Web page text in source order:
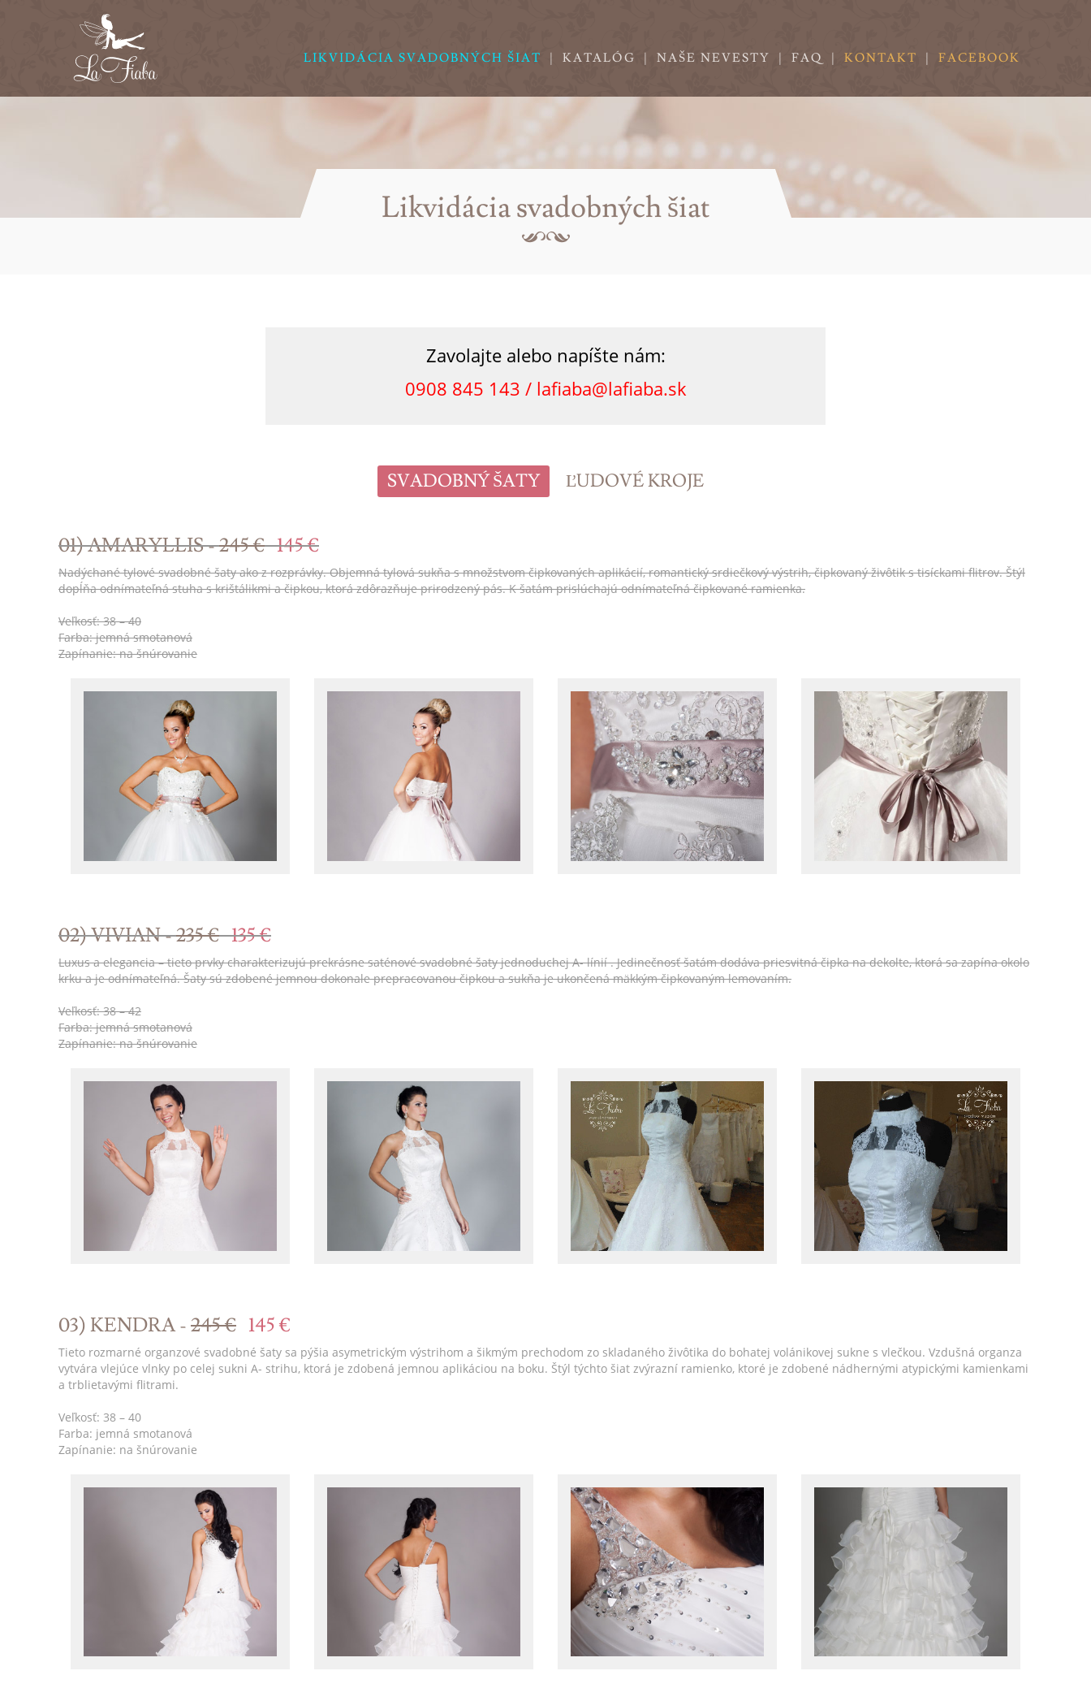
LIKVIDÁCIA SVADOBNÝCH ŠIAT | KATALÓG | NAŠE NEVESTY | FAQ | KONTAKT | FACEBOOK
Likvidácia svadobných šiat
Zavolajte alebo napíšte nám:
0908 845 143 / lafiaba@lafiaba.sk
SVADOBNÝ ŠATY ĽUDOVÉ KROJE
01) AMARYLLIS -245 € 145 €
Nadýchané tylové svadobné šaty ako z rozprávky. Objemná tylová sukňa s množstvom čipkovaných aplikácií, romantický srdiečkový výstrih, čipkovaný živôtik s tisíckami flitrov. Štýl
dopĺňa odnímateľná stuha s krištálikmi a čipkou, ktorá zdôrazňuje prirodzený pás. K šatám prislúchajú odnímateľná čipkované ramienka.
Veľkosť: 38 – 40
Farba: jemná smotanová
Zapínanie: na šnúrovanie
02) VIVIAN -235 € 135 €
Luxus a elegancia – tieto prvky charakterizujú prekrásne saténové svadobné šaty jednoduchej A- línií . Jedinečnosť šatám dodáva priesvitná čipka na dekolte, ktorá sa zapína okolo
krku a je odnímateľná. Šaty sú zdobené jemnou dokonale prepracovanou čipkou a sukňa je ukončená mäkkým čipkovaným lemovaním.
Veľkosť: 38 – 42
Farba: jemná smotanová
Zapínanie: na šnúrovanie
03) KENDRA -245 € 145 €
Tieto rozmarné organzové svadobné šaty sa pýšia asymetrickým výstrihom a šikmým prechodom zo skladaného živôtika do bohatej volánikovej sukne s vlečkou. Vzdušná organza
vytvára vlejúce vlnky po celej sukni A- strihu, ktorá je zdobená jemnou aplikáciou na boku. Štýl týchto šiat zvýrazní ramienko, ktoré je zdobené nádhernými atypickými kamienkami
a trblietavými flitrami.
Veľkosť: 38 – 40
Farba: jemná smotanová
Zapínanie: na šnúrovanie